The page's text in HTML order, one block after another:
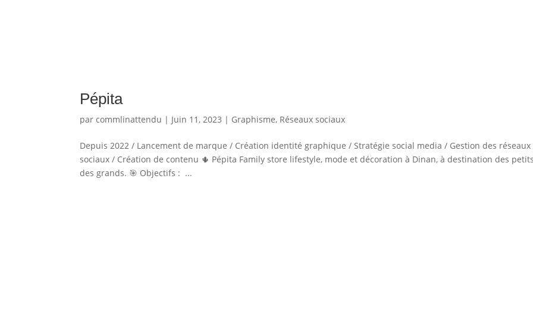
Pépita
parcommlinattendu | Juin 11, 2023 | Graphisme, Réseaux sociaux
Depuis 2022 / Lancement de marque / Création identité graphique / Stratégie social media / Gestion des réseaux
sociaux / Création de contenu 🌵 Pépita Family store lifestyle, mode et décoration à Dinan, à destination des
des grands. 🎯 Objectifs : ...